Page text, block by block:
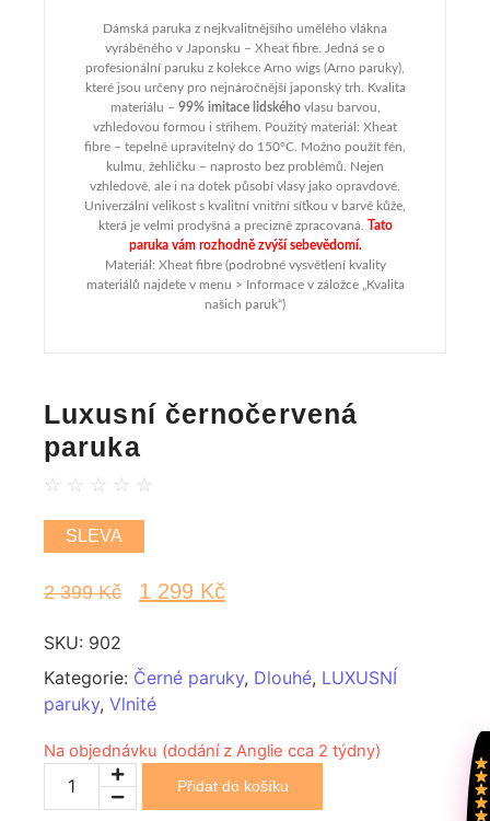
Dámská paruka z nejkvalitnějšího umělého vlákna
vyráběného v Japonsku – Xheat fibre. Jedná se o
profesionální paruku z kolekce Arno wigs (Arno paruky),
které jsou určeny pro nejnáročnější japonský trh. Kvalita
materiálu – 99% imitace lidskéhovlasu barvou,
vzhledovou formou i střihem. Použitý materiál: Xheat
fibre – tepelně upravitelný do 150°C. Možno použít fén,
kulmu, žehličku – naprosto bez problémů. Nejen
vzhledově, ale i na dotek působí vlasy jako opravdové.
Univerzální velikost s kvalitní vnitřní síťkou v barvě kůže,
která je velmi prodyšná a precizně zpracovaná. Tato
paruka vám rozhodně zvýší sebevědomí.
Materiál: Xheat fibre (podrobné vysvětlení kvality
materiálů najdete v menu > Informace v záložce „Kvalita
našich paruk“)
Luxusní černočervená
paruka
☆ ☆ ☆ ☆ ☆
SLEVA
2 399Kč 1 299 Kč
SKU: 902
Kategorie: Černé paruky, Dlouhé, LUXUSNÍ
paruky, Vlnité
Na objednávku (dodání z Anglie cca 2 týdny)
Přidat do košíku